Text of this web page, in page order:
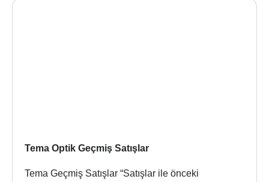
Tema Optik Geçmiş Satışlar
Tema Geçmiş Satışlar “Satışlar ile önceki